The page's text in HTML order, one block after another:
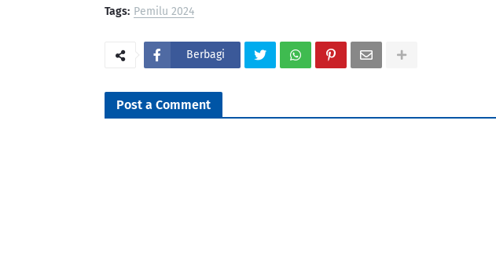
Tags: Pemilu 2024
Berbagi
Post a Comment